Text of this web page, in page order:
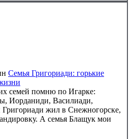
Семья Григориади: горькие
семей помню по Игарке:
Иорданиди, Василиади,
жил в Снежногорске,
А семья Блащук мои